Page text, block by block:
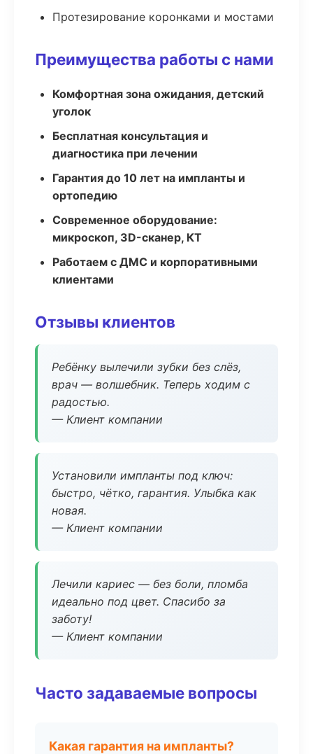
Протезирование коронками и мостами
Преимущества работы с нами
Комфортная зона ожидания, детский
уголок
Бесплатная консультация и
диагностика при лечении
Гарантия до 10 лет на импланты и
ортопедию
Современное оборудование:
микроскоп, 3D-сканер, КТ
Работаем с ДМС и корпоративными
клиентами
Отзывы клиентов
Ребёнку вылечили зубки без слёз,
врач — волшебник. Теперь ходим с
радостью.
— Клиент компании
Установили импланты под ключ:
быстро, чётко, гарантия. Улыбка как
новая.
— Клиент компании
Лечили кариес — без боли, пломба
идеально под цвет. Спасибо за
заботу!
— Клиент компании
Часто задаваемые вопросы
Какая гарантия на импланты?